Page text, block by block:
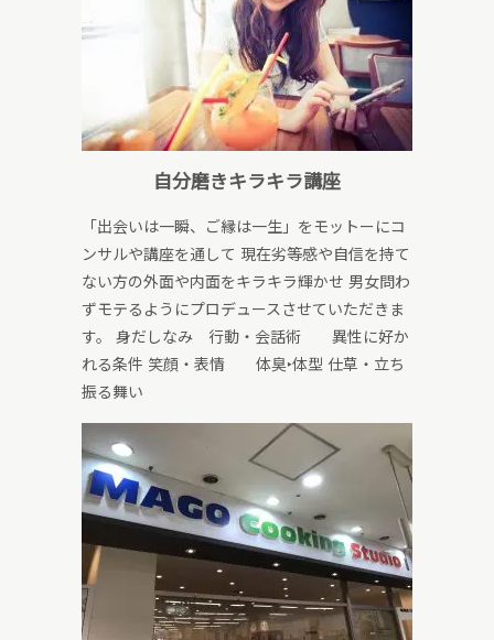
自分磨きキラキラ講座
「出会いは一瞬、ご縁は一生」をモットーにコ
ンサルや講座を通して 現在劣等感や自信を持て
ない方の外面や内面をキラキラ輝かせ 男女問わ
ずモテるようにプロデュースさせていただきま
す。 身だしなみ 行動・会話術 異性に好か
れる条件 笑顔・表情 体臭‣体型 仕草・立ち
振る舞い